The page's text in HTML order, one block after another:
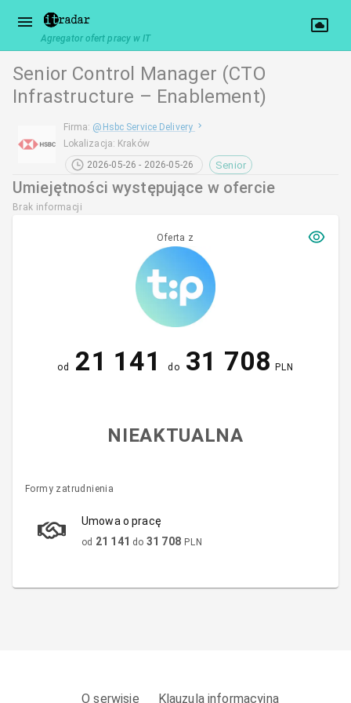
Agregator ofert pracy w IT
Senior Control Manager (CTO
Infrastructure – Enablement)
Firma: @ Hsbc Service Delivery
Lokalizacja: Kraków
2026-05-26 - 2026-05-26
Senior
Umiejętności występujące w ofercie
Brak informacji
Oferta z
od 21 141 do 31 708 PLN
NIEAKTUALNA
Formy zatrudnienia
Umowa o pracę
od 21 141 do 31 708 PLN
O serwisie Klauzula informacyjna